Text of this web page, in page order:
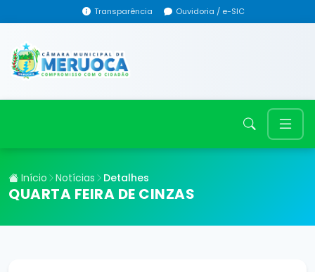
Transparência Ouvidoria / e-SIC
Início Notícias Detalhes
QUARTA FEIRA DE CINZAS